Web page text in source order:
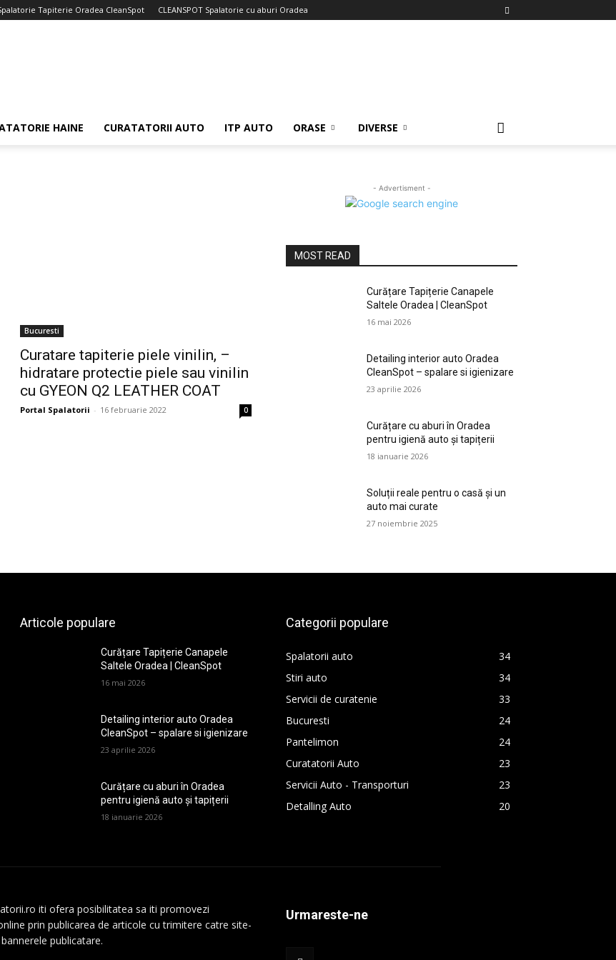
Tapiterie Oradea CleanSpot CLEANSPOT Spalatorie cu aburi Oradea
HAINE CURATATORII AUTO ITP AUTO ORASE DIVERSE
Bucuresti
Curatare tapiterie piele vinilin, –
hidratare protectie piele sau vinilin
cu GYEON Q2 LEATHER COAT
Portal Spalatorii - 16 februarie 2022 0
- Advertisment -
MOST READ
Curățare Tapițerie Canapele
Saltele Oradea | CleanSpot
16 mai 2026
Detailing interior auto Oradea
CleanSpot – spalare si igienizare
23 aprilie 2026
Curățare cu aburi în Oradea
pentru igienă auto și tapițerii
18 ianuarie 2026
Soluții reale pentru o casă și un
auto mai curate
27 noiembrie 2025
Articole populare
Curățare Tapițerie Canapele
Saltele Oradea | CleanSpot
16 mai 2026
Detailing interior auto Oradea
CleanSpot – spalare si igienizare
23 aprilie 2026
Curățare cu aburi în Oradea
pentru igienă auto și tapițerii
18 ianuarie 2026
Categorii populare
Spalatorii auto
34
Stiri auto
34
Servicii de curatenie
33
Bucuresti
24
Pantelimon
24
Curatatorii Auto
23
Servicii Auto - Transporturi
23
Detalling Auto
20
iti ofera posibilitatea sa iti promovezi
prin publicarea de articole cu trimitere catre site-
publicatare.
Urmareste-ne